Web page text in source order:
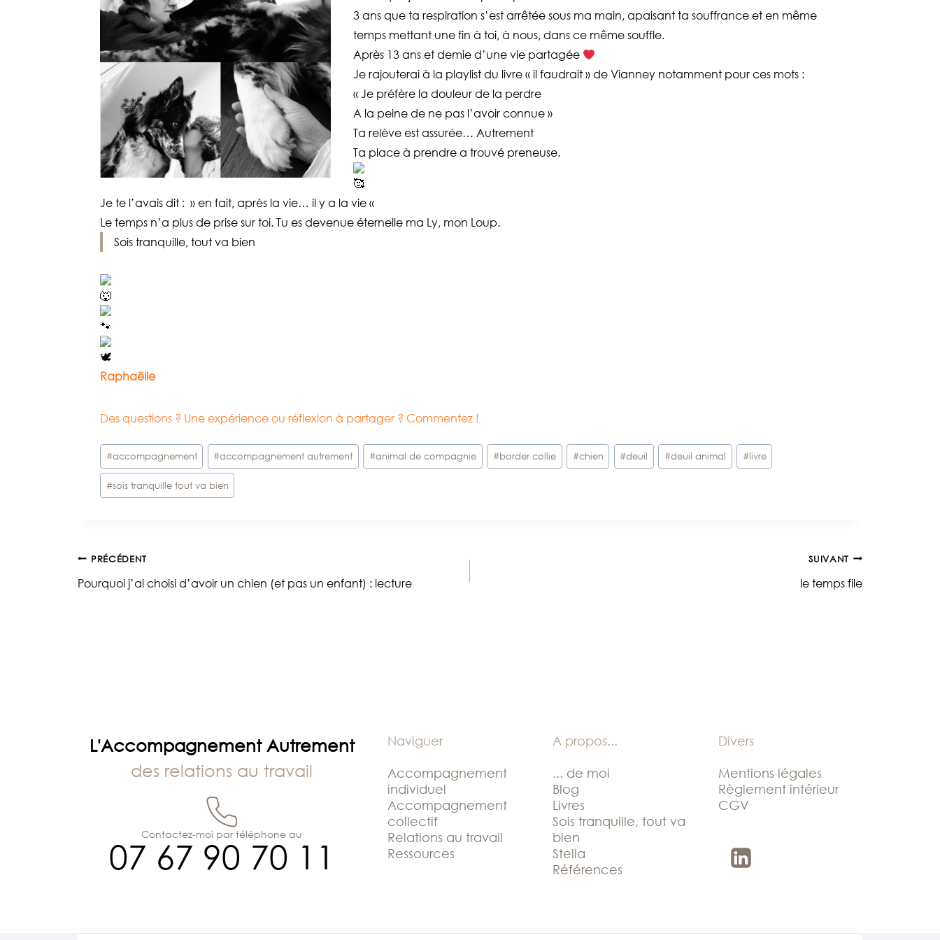
3 ans que ta respiration s’est arrêtée sous ma main, apaisant ta souffrance et en même
temps mettant une fin à toi, à nous, dans ce même souffle.
Après 13 ans et demie d’une vie partagée
Je rajouterai à la playlist du livre « il faudrait » de Vianney notamment pour ces mots :
« Je préfère la douleur de la perdre
A la peine de ne pas l’avoir connue »
Ta relève est assurée… Autrement
Ta place à prendre a trouvé preneuse.
Je te l’avais dit : » en fait, après la vie… il y a la vie «
Le temps n’a plus de prise sur toi. Tu es devenue éternelle ma Ly, mon Loup.
Sois tranquille, tout va bien
Raphaëlle
Des questions ? Une expérience ou réflexion à partager ? Commentez !
Étiquettes
de
la
#accompagnement #accompagnement autrement #animal de compagnie #border collie #chien #deuil #deuil animal #livre
#sois tranquille tout va bien
Navigation
PRÉCÉDENT
Pourquoi j’ai choisi d’avoir un chien (et pas un enfant) : lecture
SUIVANT
le temps file
L'Accompagnement Autrement
des relations au travail
07 67 90 70 11
Contactez-moi par téléphone au
Naviguer
Accompagnement
individuel
Accompagnement
collectif
Relations au travail
Ressources
A propos...
... de moi
Blog
Livres
Sois tranquille, tout va
bien
Stella
Références
Divers
Mentions légales
Règlement intérieur
CGV